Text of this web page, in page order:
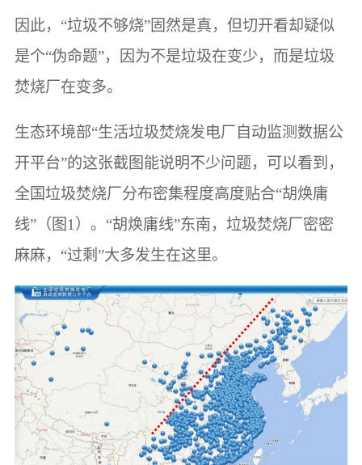
因此，“垃圾不够烧”固然是真，但切开看却疑似
是个“伪命题”，因为不是垃圾在变少，而是垃圾
焚烧厂在变多。
生态环境部“生活垃圾焚烧发电厂自动监测数据公
开平台”的这张截图能说明不少问题，可以看到，
全国垃圾焚烧厂分布密集程度高度贴合“胡焕庸
线”（图1）。“胡焕庸线”东南，垃圾焚烧厂密密
麻麻，“过剩”大多发生在这里。